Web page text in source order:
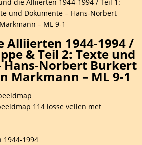
und Dokumente – Hans-Norbert
– ML 9-1
Alliierten 1944-1994 /
& Teil 2: Texte und
Hans-Norbert Burkert
Markmann – ML 9-1
114 losse vellen met
1994